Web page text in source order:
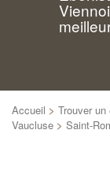
Accueil > Trouver
Vaucluse > Saint-